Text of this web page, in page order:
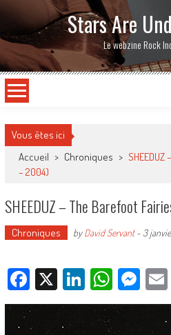
Stars Are
Le webzine Rock
Vous êtes ici
Accueil > Chroniques >
– 2004)
SHEEDUZ – The Barefoot
Chroniques byDavid Servant- 3
Facebook
X LinkedIn